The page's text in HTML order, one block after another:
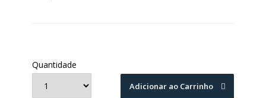
Quantidade
Adicionar ao Carrinho